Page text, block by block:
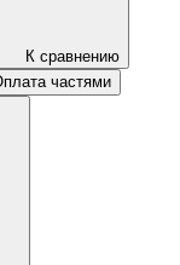
К сравнению